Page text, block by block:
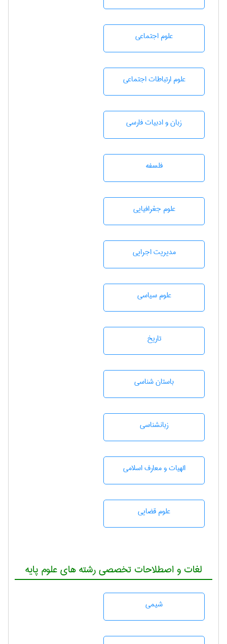
علوم اجتماعی
علوم ارتباطات اجتماعی
زبان و ادبيات فارسی
فلسفه
علوم جغرافيايی
مديريت اجرايی
علوم سياسی
تاريخ
باستان شناسی
زبانشناسی
الهیات و معارف اسلامی
علوم قضایی
لغات و اصطلاحات تخصصی رشته های علوم پایه
شيمی